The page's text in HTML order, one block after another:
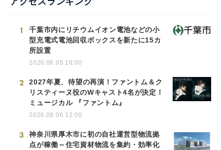
1
千葉市内にリチウムイオン電池などの小
型充電式電池回収ボックスを新たに15カ
所設置
2026.08.05 16:00
2
2027年夏、待望の再演！ファントム＆ク
リスティーヌ役のWキャスト4名が決定！
ミュージカル 『ファントム』
2026.08.06 12:00
3
神奈川県厚木市に初の自社運営型物流拠
点が稼働～住宅資材物流を集約・効率化